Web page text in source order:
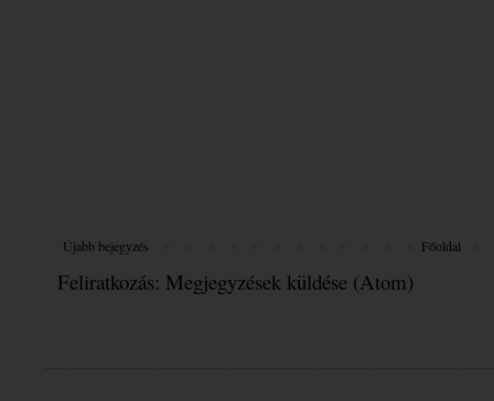
Újabb bejegyzés Főoldal
Feliratkozás: Megjegyzések küldése (Atom)